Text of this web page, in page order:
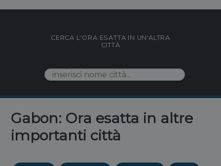
CERCA L'ORA ESATTA IN UN'ALTRA
CITTÀ
Gabon: Ora esatta in altre
importanti città